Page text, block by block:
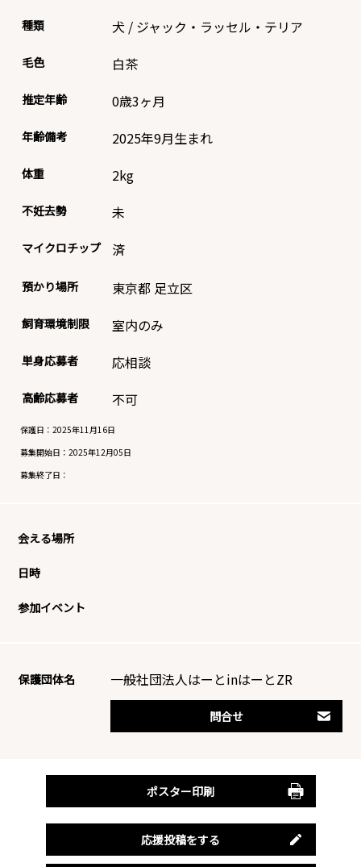
種類 犬 / ジャック・ラッセル・テリア
毛色 白茶
推定年齢 0歳3ヶ月
年齢備考 2025年9月生まれ
体重 2kg
不妊去勢 未
マイクロチップ 済
預かり場所 東京都 足立区
飼育環境制限 室内のみ
単身応募者 応相談
高齢応募者 不可
保護日：2025年11月16日
募集開始日： 2025年12月05日
募集終了日：
会える場所
日時
参加イベント
保護団体名 一般社団法人はーとinはーとZR
問合せ
ポスター印刷
応援投稿をする